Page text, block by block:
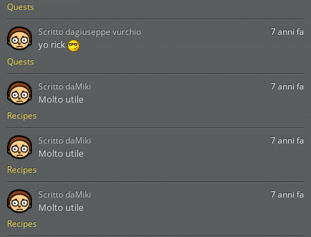
Quests
Quests
7 anni fa
yo rick
Scritto dagiuseppe vurchio
Recipes
7 anni fa
Molto utile
Scritto daMiki
Recipes
7 anni fa
Molto utile
Scritto daMiki
Recipes
7 anni fa
Molto utile
Scritto daMiki